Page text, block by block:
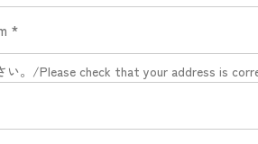
。/Please check that your address is